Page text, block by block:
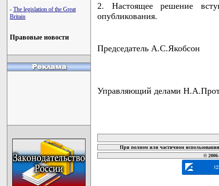
- The legislation of the Great
Britain
Правовые новости
2. Настоящее решение
опубликования.
Председатель А.С.Якобсон
Управляющий делами
При полном или частичном
©